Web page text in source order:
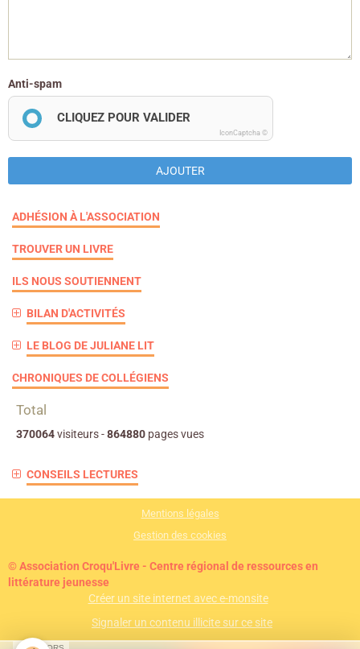
Anti-spam
CLIQUEZ POUR VALIDER
IconCaptcha ©
AJOUTER
ADHÉSION À L'ASSOCIATION
TROUVER UN LIVRE
ILS NOUS SOUTIENNENT
BILAN D'ACTIVITÉS
LE BLOG DE JULIANE LIT
CHRONIQUES DE COLLÉGIENS
Total
370064visiteurs -864880 pages vues
CONSEILS LECTURES
Mentions légales
Gestion des cookies
© Association Croqu'Livre - Centre régional de ressources en
littérature jeunesse
Créer un site internet avec e-monsite
Signaler un contenu illicite sur ce site